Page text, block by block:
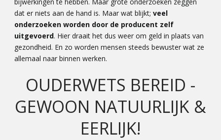
dat er niets aan de hand is. Maar wat blijkt; veel
onderzoeken worden door de producent zelf
uitgevoerd. Hier draait het dus weer om geld in plaats van
gezondheid. En zo worden mensen steeds bewuster wat ze
allemaal naar binnen werken.
OUDERWETS BEREID -
GEWOON NATUURLIJK &
EERLIJK!